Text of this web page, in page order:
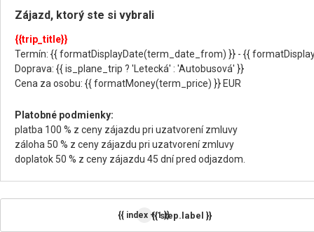
Zájazd, ktorý ste si vybrali
{{trip_title}}
Termín: {{ formatDisplayDate(term_date_from) }} - {{
Doprava: {{ is_plane_trip ? 'Letecká' : 'Autobusová' }}
Cena za osobu: {{ formatMoney(term_price) }} EUR
Platobné podmienky:
platba 100 % z ceny zájazdu pri uzatvorení zmluvy
záloha 50 % z ceny zájazdu pri uzatvorení zmluvy
doplatok 50 % z ceny zájazdu 45 dní pred odjazdom.
{{ index + 1 }}{{ step.label }}